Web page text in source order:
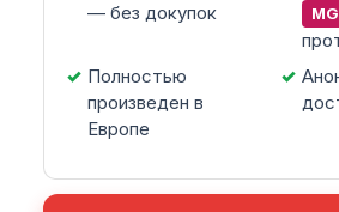
— без докупок
Полностью
произведен в
Европе